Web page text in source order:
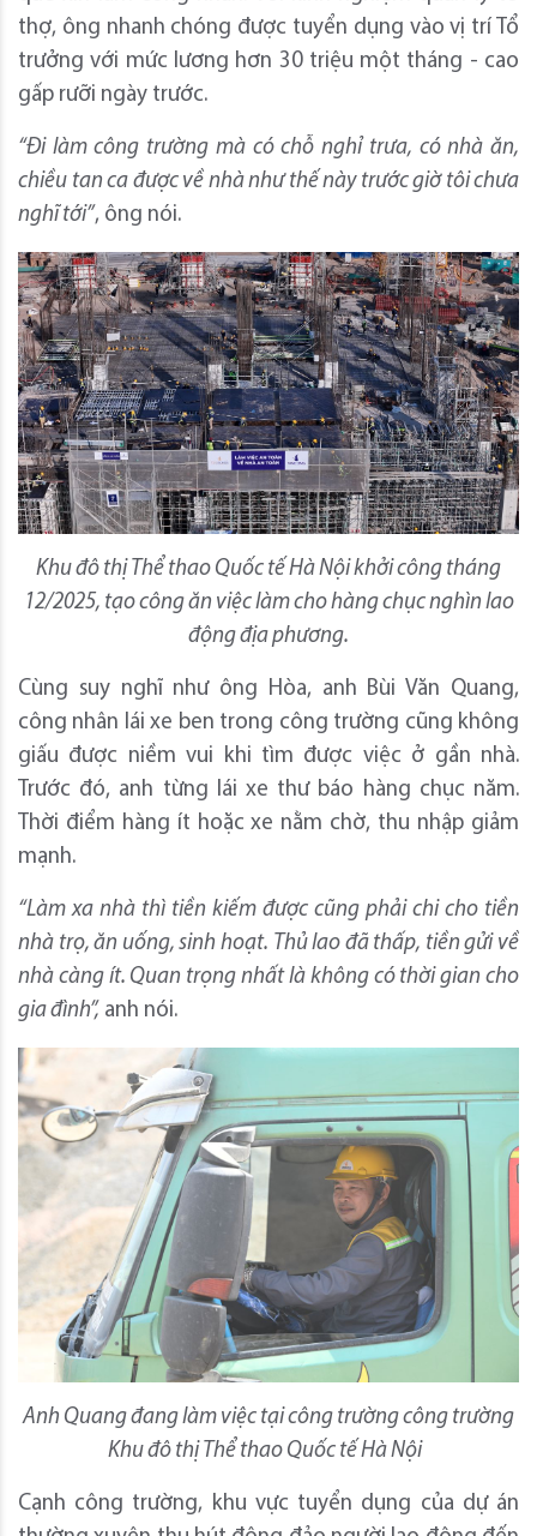
thợ, ông nhanh chóng được tuyển dụng vào vị trí Tổ
trưởng với mức lương hơn 30 triệu một tháng - cao
gấp rưỡi ngày trước.
“Đi làm công trường mà có chỗ nghỉ trưa, có nhà ăn,
chiều tan ca được về nhà như thế này trước giờ tôi chưa
nghĩ tới”, ông nói.
Khu đô thị Thể thao Quốc tế Hà Nội khởi công tháng
12/2025, tạo công ăn việc làm cho hàngchụcnghìn lao
động địa phương.
Cùng suy nghĩ như ông Hòa, anh Bùi Văn Quang,
công nhân lái xe ben trong công trường cũng không
giấu được niềm vui khi tìm được việc ở gần nhà.
Trước đó, anh từng lái xe thư báo hàng chục năm.
Thời điểm hàng ít hoặc xe nằm chờ, thu nhập giảm
mạnh.
“Làm xa nhà thì tiền kiếm được cũng phải chi cho tiền
nhà trọ,ăn uống, sinh hoạt. Thủ lao đã thấp, tiền gửi về
nhà càng ít. Quan trọng nhất là không cóthời gian cho
gia đình”, anh nói.
Anh Quangđang làm việc tạicông trườngcông trường
Khu đô thị Thể thao Quốc tế Hà Nội
Cạnh công trường, khu vực tuyển dụng của dự án